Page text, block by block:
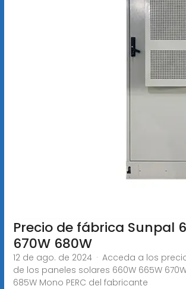
Precio de fábrica Sunpal
670W 680W
12 de ago. de 2024 · Acceda a los
de los paneles solares 660W 665W
685W Mono PERC del fabricante